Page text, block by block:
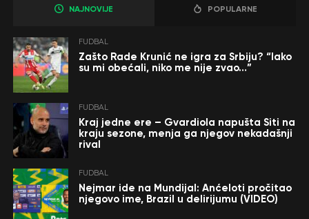
NAJNOVIJE POPULARNE
FUDBAL
Zašto Rade Krunić ne igra za Srbiju? “Iako
su mi obećali, niko me nije zvao…”
FUDBAL
Kraj jedne ere – Gvardiola napušta Siti na
kraju sezone, menja ga njegov nekadašnji
rival
FUDBAL
Nejmar ide na Mundijal: Anćeloti pročitao
njegovo ime, Brazil u delirijumu (VIDEO)